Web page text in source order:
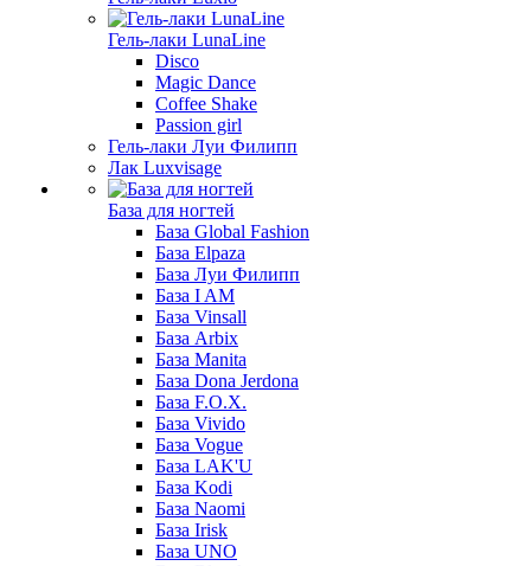
Гель-лаки LunaLine
Disco
Magic Dance
Coffee Shake
Passion girl
Гель-лаки Луи Филипп
Лак Luxvisage
База для ногтей
База Global Fashion
База Elpaza
База Луи Филипп
База I AM
База Vinsall
База Arbix
База Manita
База Dona Jerdona
База F.O.X.
База Vivido
База Vogue
База LAK'U
База Kodi
База Naomi
База Irisk
База UNO